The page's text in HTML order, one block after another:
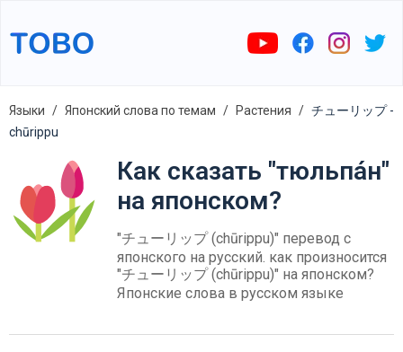
Языки Японский слова по темам Растения
チューリップ -
chūrippu
Как сказать "тюльпа́н"
на японском?
"チューリップ (chūrippu)" перевод с
японского на русский. как произносится
"チューリップ (chūrippu)" на японском?
Японские слова в русском языке